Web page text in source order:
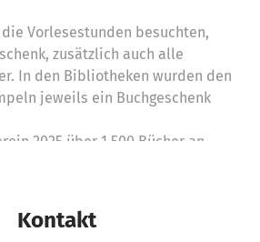
Vorlesestunden besuchten,
zusätzlich auch alle
In den Bibliotheken wurden den
jeweils ein Buchgeschenk
2025 über 1.500 Bücher an
Kontakt